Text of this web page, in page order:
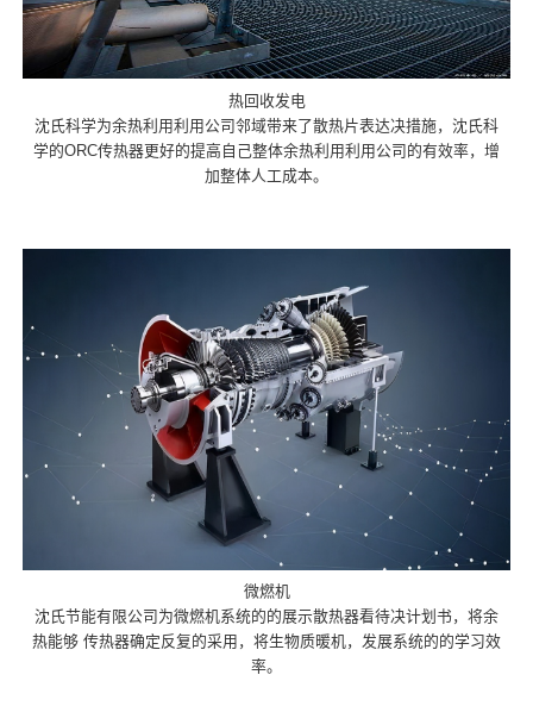
热回收发电
沈氏科学为余热利用利用公司邻域带来了散热片表达决措施，沈氏科
学的ORC传热器更好的提高自己整体余热利用利用公司的有效率，增
加整体人工成本。
微燃机
沈氏节能有限公司为微燃机系统的的展示散热器看待决计划书，将余
热能够 传热器确定反复的采用，将生物质暖机，发展系统的的学习效
率。